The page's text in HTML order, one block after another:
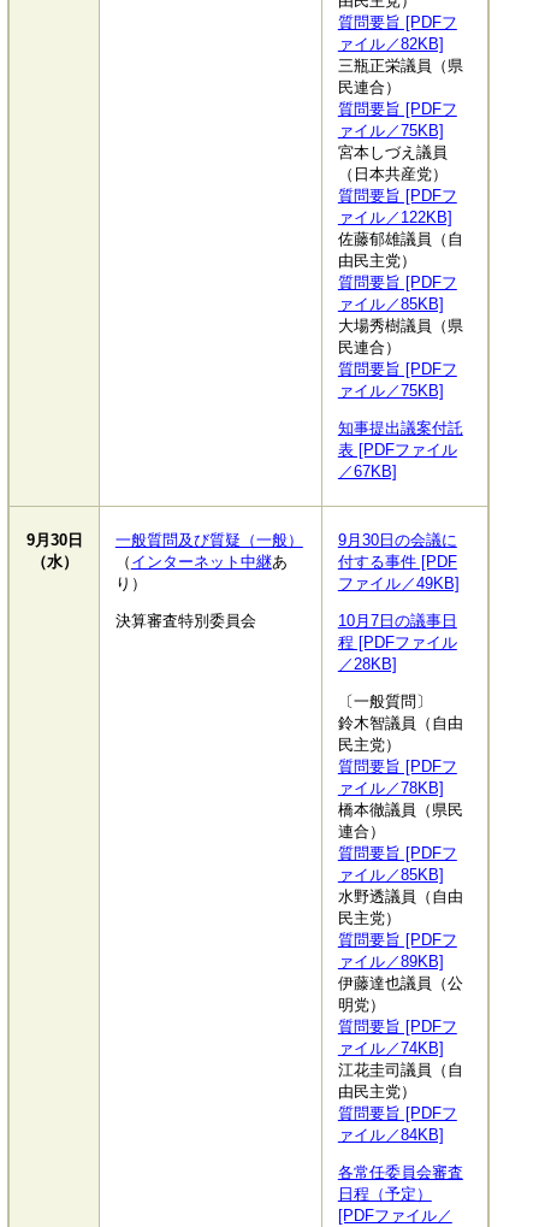
質問要旨 [PDFフ
ァイル／82KB]
三瓶正栄議員（県
民連合）
質問要旨 [PDFフ
ァイル／75KB]
宮本しづえ議員
（日本共産党）
質問要旨 [PDFフ
ァイル／122KB]
佐藤郁雄議員（自
由民主党）
質問要旨 [PDFフ
ァイル／85KB]
大場秀樹議員（県
民連合）
質問要旨 [PDFフ
ァイル／75KB]
知事提出議案付託
表 [PDFファイル
／67KB]
9月30日
（水）
一般質問及び質疑（一般）
（ インターネット中継あ
り）
決算審査特別委員会
9月30日の会議に
付する事件 [PDF
ファイル／49KB]
10月7日の議事日
程 [PDFファイル
／28KB]
〔一般質問〕
鈴木智議員（自由
民主党）
質問要旨 [PDFフ
ァイル／78KB]
橋本徹議員（県民
連合）
質問要旨 [PDFフ
ァイル／85KB]
水野透議員（自由
民主党）
質問要旨 [PDFフ
ァイル／89KB]
伊藤達也議員（公
明党）
質問要旨 [PDFフ
ァイル／74KB]
江花圭司議員（自
由民主党）
質問要旨 [PDFフ
ァイル／84KB]
各常任委員会審査
日程（予定）
[PDFファイル／